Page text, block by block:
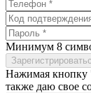
Минимум 8
Нажимая кнопку
также даю свое